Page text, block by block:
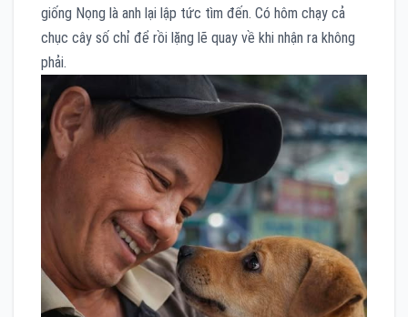
giống Nọng là anh lại lập tức tìm đến. Có hôm chạy cả
chục cây số chỉ để rồi lặng lẽ quay về khi nhận ra không
phải.